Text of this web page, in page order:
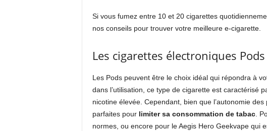
Si vous fumez entre 10 et 20 cigarettes
nos conseils pour trouver votre meilleure e-cigarette.
Les cigarettes électroniques
Les Pods peuvent être le choix idéal qui répondra à
dans l’utilisation, ce type de cigarette est caractérisé
nicotine élevée. Cependant, bien que l’autonomie
parfaites pour limiter sa consommation de tabac.
normes, ou encore pour le Aegis Hero Geekvape qui